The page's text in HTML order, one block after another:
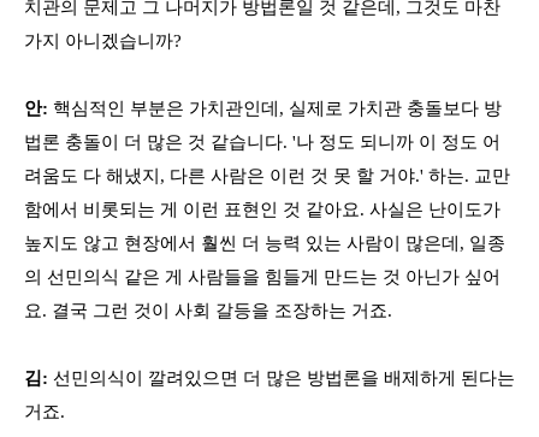
치관의 문제고 그 나머지가 방법론일 것 같은데, 그것도 마찬
가지 아니겠습니까?
안: 핵심적인 부분은 가치관인데, 실제로 가치관 충돌보다 방
법론 충돌이 더 많은 것 같습니다. '나 정도 되니까 이 정도 어
려움도 다 해냈지, 다른 사람은 이런 것 못 할 거야.' 하는. 교만
함에서 비롯되는 게 이런 표현인 것 같아요. 사실은 난이도가
높지도 않고 현장에서 훨씬 더 능력 있는 사람이 많은데, 일종
의 선민의식 같은 게 사람들을 힘들게 만드는 것 아닌가 싶어
요. 결국 그런 것이 사회 갈등을 조장하는 거죠.
김: 선민의식이 깔려있으면 더 많은 방법론을 배제하게 된다는
거죠.